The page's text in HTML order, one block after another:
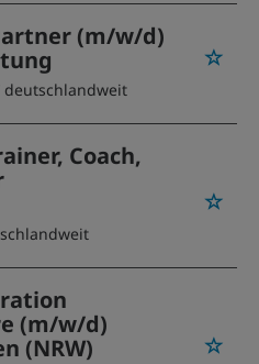
(m/w/d)
deutschlandweit
Coach,
(m/w/d)
(NRW)